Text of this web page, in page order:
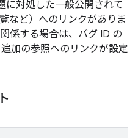
に対処した一般公開されて
など）へのリンクがありま
係する場合は、バグ ID の
加の参照へのリンクが設定